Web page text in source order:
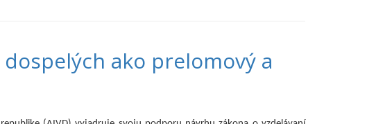
ako prelomový a